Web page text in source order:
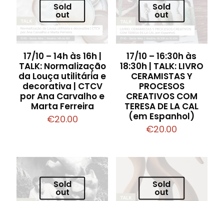
Sold
out
17/10 – 14h às 16h |
TALK: Normalização
da Louça utilitária e
decorativa | CTCV
por Ana Carvalho e
Marta Ferreira
€20.00
Sold
out
17/10 – 16:30h às
18:30h | TALK: LIVRO
CERAMISTAS Y
PROCESOS
CREATIVOS COM
TERESA DE LA CAL
(em Espanhol)
€20.00
Sold
out
Sold
out